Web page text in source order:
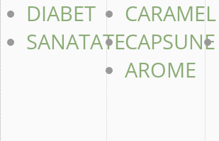
DIABET
SANATATE
CARAMEL
CAPSUNE
AROME